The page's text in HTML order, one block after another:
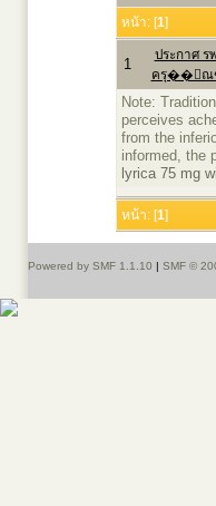
หน้า: [1]
1
ประกาศ
ครุ��ัณฑ์
Note:
perceives
from the
informed, the
lyrica 75 mg
หน้า: [1]
Powered by SMF 1.1.10 | SMF ©